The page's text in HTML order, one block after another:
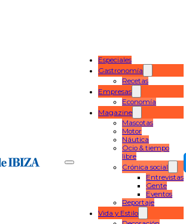
Especiales
Gastronomía
Recetas
Empresas
Economía
Magazine
Mascotas
Motor
Náutica
Ocio & tiempo
libre
Crónica social
Entrevistas
Gente
Eventos
Reportaje
Vida y Estilo